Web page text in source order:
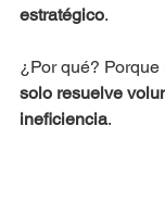
estratégico.
¿Por qué?
solo resuelve
ineficiencia.